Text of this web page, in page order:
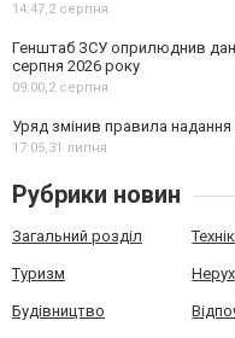
14:47,2 серпня
Генштаб ЗСУ оприлюднив
серпня 2026 року
09:00,2 серпня
Уряд змінив правила надання
17:05,31 липня
Рубрики новин
Загальний розділ
Туризм
Будівництво